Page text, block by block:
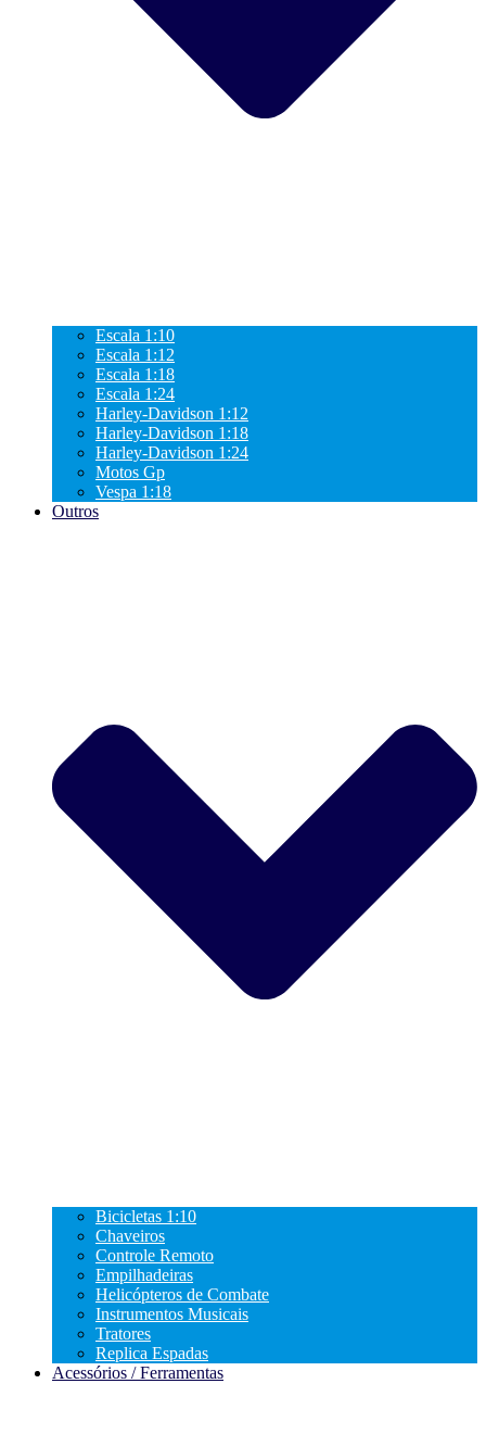
Escala 1:10
Escala 1:12
Escala 1:18
Escala 1:24
Harley-Davidson 1:12
Harley-Davidson 1:18
Harley-Davidson 1:24
Motos Gp
Vespa 1:18
Outros
Bicicletas 1:10
Chaveiros
Controle Remoto
Empilhadeiras
Helicópteros de Combate
Instrumentos Musicais
Tratores
Replica Espadas
Acessórios / Ferramentas